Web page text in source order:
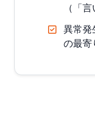
（「
異常発
の最寄